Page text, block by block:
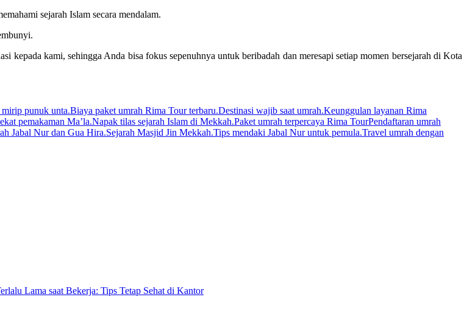
sejarah Islam secara mendalam.
kepada kami, sehingga Anda bisa fokus sepenuhnya untuk beribadah dan meresapi setiap momen bersejarah di Kota
punuk unta.Biaya paket umrah Rima Tour terbaru.Destinasi wajib saat umrah.Keunggulan layanan Rima
pemakaman Ma’la.Napak tilas sejarah Islam di Mekkah.Paket umrah terpercaya Rima TourPendaftaran umrah
Jabal Nur dan Gua Hira.Sejarah Masjid Jin Mekkah.Tips mendaki Jabal Nur untuk pemula.Travel umrah dengan
Lama saat Bekerja: Tips Tetap Sehat di Kantor